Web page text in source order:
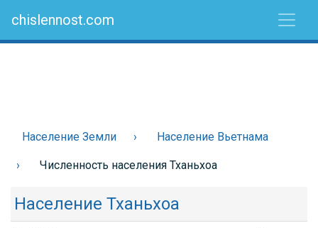
chislennost.com
Население Земли Население Вьетнама
Численность населения Тханьхоа
Население Тханьхоа